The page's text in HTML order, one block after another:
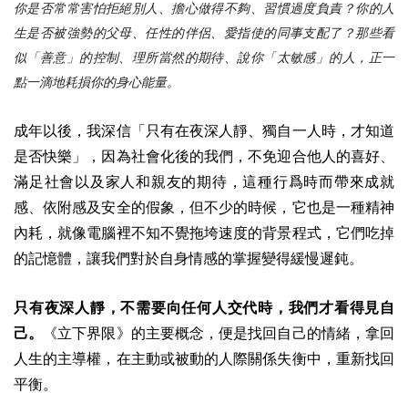
你是否常常害怕拒絕別人、擔心做得不夠、習慣過度負責？你的人
生是否被強勢的父母、任性的伴侶、愛指使的同事支配了？那些看
似「善意」的控制、理所當然的期待、說你「太敏感」的人，正一
點一滴地耗損你的身心能量。
成年以後，我深信「只有在夜深人靜、獨自一人時，才知道
是否快樂」，因為社會化後的我們，不免迎合他人的喜好、
滿足社會以及家人和親友的期待，這種行爲時而帶來成就
感、依附感及安全的假象，但不少的時候，它也是一種精神
內耗，就像電腦裡不知不覺拖垮速度的背景程式，它們吃掉
的記憶體，讓我們對於自身情感的掌握變得緩慢遲鈍。
只有夜深人靜，不需要向任何人交代時，我們才看得見自
己。
《立下界限》的主要概念，便是找回自己的情緒，拿回
人生的主導權，在主動或被動的人際關係失衡中，重新找回
平衡。